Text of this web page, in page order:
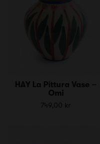
HAY La Pittura Vase –
Omi
749,00 kr